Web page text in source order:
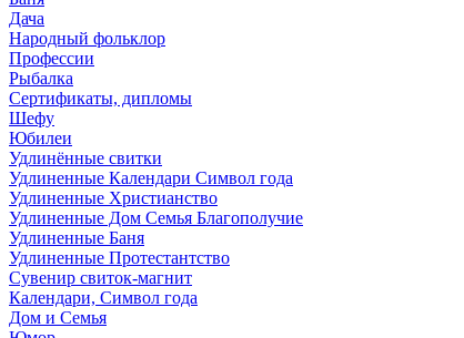
Дача
Народный фольклор
Профессии
Рыбалка
Сертификаты, дипломы
Шефу
Юбилеи
Удлинённые свитки
Удлиненные Календари Символ года
Удлиненные Христианство
Удлиненные Дом Семья Благополучие
Удлиненные Баня
Удлиненные Протестантство
Сувенир свиток-магнит
Календари, Символ года
Дом и Семья